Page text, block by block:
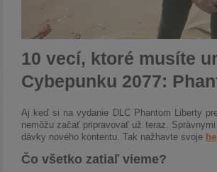
10 vecí, ktoré musíte
Cybepunku 2077:
Aj keď si na vydanie DLC Phantom Liberty
nemôžu začať pripravovať už teraz.
dávky nového kontentu. Tak nažhavte svoje
Čo všetko zatiaľ vieme?